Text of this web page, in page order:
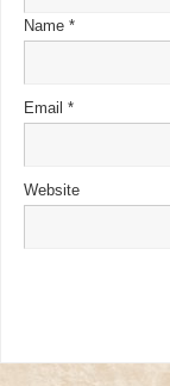
Name *
Email *
Website